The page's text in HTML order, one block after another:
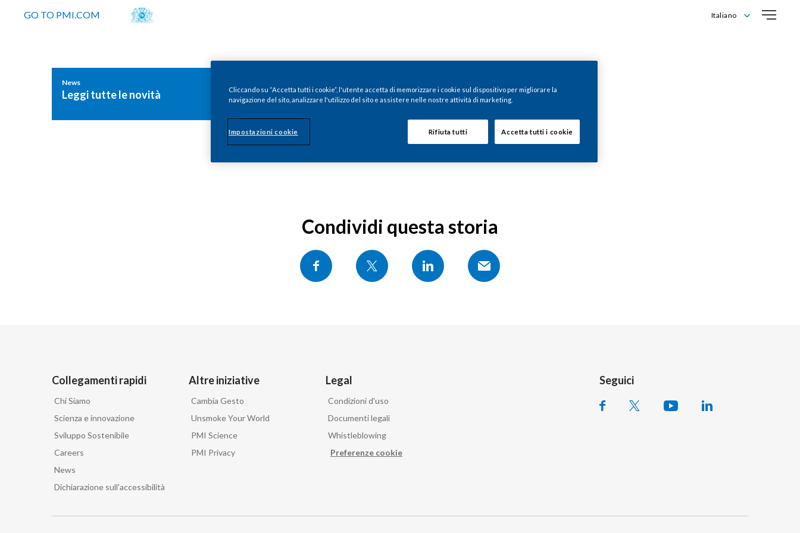
GO TO PMI.COM
Italiano
News
Leggi tutte le novità
Condividi questa storia
Collegamenti rapidi
Chi Siamo
Scienza e innovazione
Sviluppo Sostenibile
Careers
News
Dichiarazione sull'accessibilità
Altre iniziative
Cambia Gesto
Unsmoke Your World
PMI Science
PMI Privacy
Legal
Condizioni d'uso
Documenti legali
Whistleblowing
Preferenze cookie
Seguici
Cliccando su “Accetta tutti i cookie”, l'utente accetta di memorizzare i cookie sul dispositivo per migliorare la
navigazione del sito, analizzare l'utilizzo del sito e assistere nelle nostre attività di marketing.
Impostazioni cookie Rifiuta tutti Accetta tutti i cookie